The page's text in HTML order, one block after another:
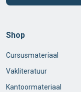
Shop
Cursusmateriaal
Vakliteratuur
Kantoormateriaal